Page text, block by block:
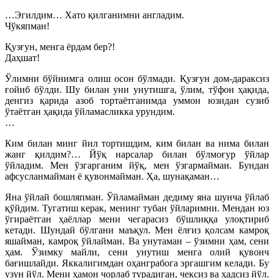
…Эгилдим… Хато қилганимни англадим.
Чўкяпман!
Қузғун, менга ёрдам бер?!
Даҳшат!
Ўлимни бўйнимга олиш осон бўлмади. Қузғун дом-дараксиз
ғойиб бўлди. Шу билан уни унутишга, ўлим, тўфон ҳақида,
денгиз қарида азоб тортаётганимда уммон юзидан сузиб
ўтаётган ҳақида ўйламасликка урундим.
…
Ким билан минг йил тортишдим, ким билан ва нима билан
жанг қилдим?… Йўқ нарсалар билан бўлмоғур ўйлар
ўйладим. Мен ўзгарганим йўқ, мен ўзгармайман. Бундан
афсусланмайман ё қувонмайман. Ҳа, шунақаман…
Яна ўйлай бошляпман. Ўйламайман дедиму яна шунча ўйлаб
қўйдим. Тугатиш керак, менинг тубан ўйларимни. Мендан юз
ўгираётган ҳаёллар мени чегарасиз бўшлиққа улоқтириб
кетади. Шундай бўлгани маъқул. Мен ёлғиз қолсам камроқ
яшайман, камроқ ўйлайман. Ва унутаман – ўзимни ҳам, сени
ҳам. Ўзимку майли, сени унутиш менга олий қувонч
бағишлайди. Яккалигимдан оҳанграбога эргашгим келади. Бу
узун йўл. Мени ҳамон чорлаб турадиган, чексиз ва ҳадсиз йўл.